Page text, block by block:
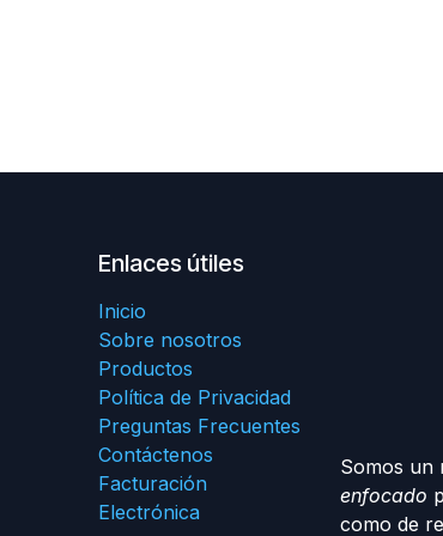
Enlaces útiles
Inicio
Sobre nosotros
Productos
Política de Privacidad
Preguntas Frecuentes
Contáctenos
Facturación
Electrónica
Somos un
enfocado
como de